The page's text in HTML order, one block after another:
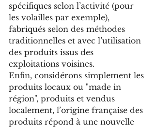
spécifiques selon l’activité (pour
les volailles par exemple),
fabriqués selon des méthodes
traditionnelles et avec l’utilisation
des produits issus des
exploitations voisines.
Enfin, considérons simplement les
produits locaux ou "made in
région", produits et vendus
localement, l’origine française des
produits répond à une nouvelle